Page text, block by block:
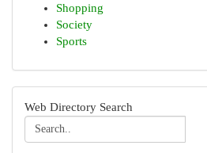
Shopping
Society
Sports
Web Directory Search